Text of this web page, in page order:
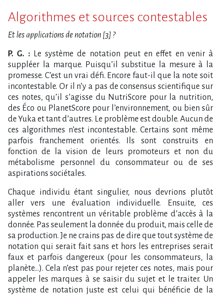
Algorithmes et sources contestables
Et les applications de notation [3] ?
P. G. : Le système de notation peut en effet en venir à
suppléer la marque. Puisqu’il substitue la mesure à la
promesse. C’est un vrai défi. Encore faut-il que la note soit
incontestable. Or il n’y a pas de consensus scientifique sur
ces notes, qu’il s’agisse du NutriScore pour la nutrition,
des Éco ou PlanetScore pour l’environnement, ou bien sûr
de Yuka et tant d’autres. Le problème est double. Aucun de
ces algorithmes n’est incontestable. Certains sont même
parfois franchement orientés. Ils sont construits en
fonction de la vision de leurs promoteurs et non du
métabolisme personnel du consommateur ou de ses
aspirations sociétales.
Chaque individu étant singulier, nous devrions plutôt
aller vers une évaluation individuelle. Ensuite, ces
systèmes rencontrent un véritable problème d’accès à la
donnée. Pas seulement la donnée du produit, mais celle de
sa production. Je ne crains pas de dire que tout système de
notation qui serait fait sans et hors les entreprises serait
faux et parfois dangereux (pour les consommateurs, la
planète…). Cela n’est pas pour rejeter ces notes, mais pour
appeler les marques à se saisir du sujet et le traiter. Un
système de notation juste est celui qui bénéficie de la